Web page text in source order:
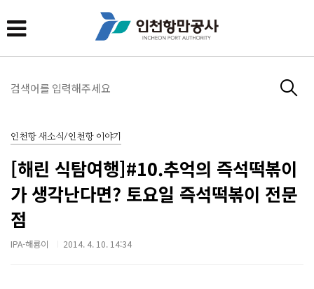
인천항 새소식/인천항 이야기
[해린 식탐여행]#10.추억의 즉석떡볶이
가 생각난다면? 토요일 즉석떡볶이 전문
점
IPA-해룡이 2014. 4. 10. 14:34